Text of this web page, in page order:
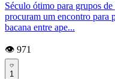
Século ótimo para grupos de
procuram um encontro para
bacana entre ape...
👁️ 971
1